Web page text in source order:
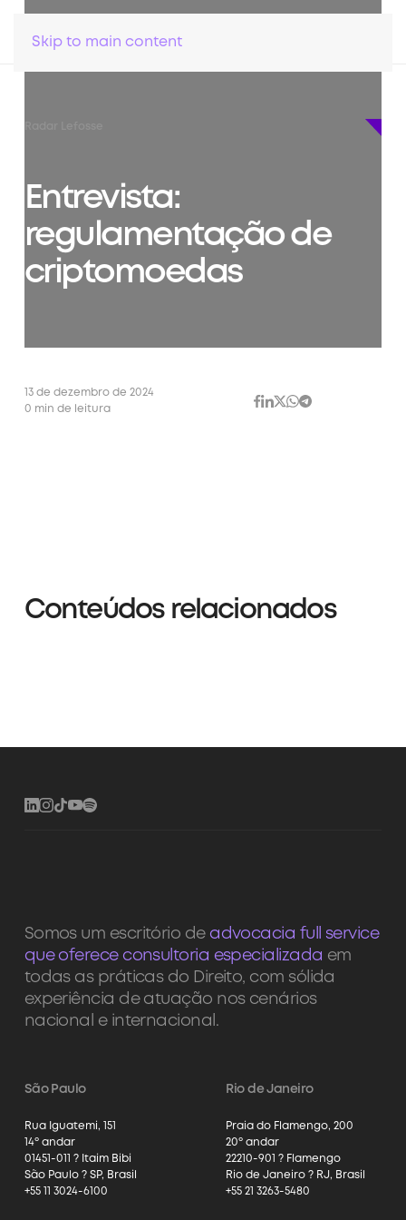
Skip to main content
Entrevista:
regulamentação de
criptomoedas
13 de dezembro de 2024
0 min de leitura
Conteúdos relacionados
Somos um escritório de advocacia full service
que oferece consultoria especializada em
todas as práticas do Direito, com sólida
experiência de atuação nos cenários
nacional e internacional.
São Paulo
Rua Iguatemi, 151
14º andar
01451-011 ? Itaim Bibi
São Paulo ? SP, Brasil
+55 11 3024-6100
Rio de Janeiro
Praia do Flamengo, 200
20º andar
22210-901 ? Flamengo
Rio de Janeiro ? RJ, Brasil
+55 21 3263-5480